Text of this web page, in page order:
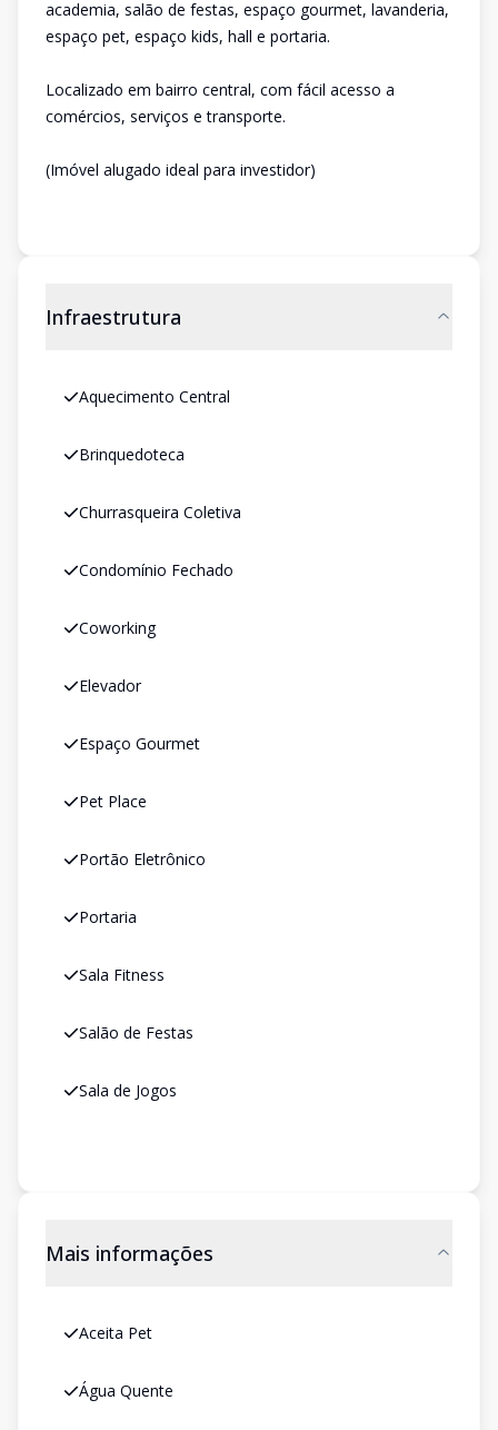
academia, salão de festas, espaço gourmet, lavanderia,
espaço pet, espaço kids, hall e portaria.
Localizado em bairro central, com fácil acesso a
comércios, serviços e transporte.
(Imóvel alugado ideal para investidor)
Infraestrutura
Aquecimento Central
Brinquedoteca
Churrasqueira Coletiva
Condomínio Fechado
Coworking
Elevador
Espaço Gourmet
Pet Place
Portão Eletrônico
Portaria
Sala Fitness
Salão de Festas
Sala de Jogos
Mais informações
Aceita Pet
Água Quente